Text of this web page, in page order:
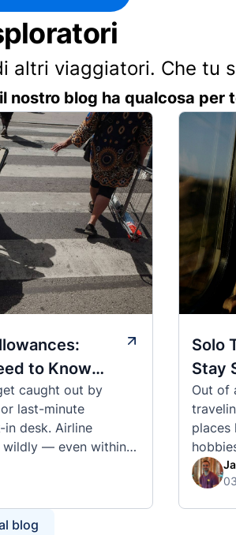
altri viaggiatori. Che tu
il nostro blog ha qualcosa per
to Know
caught out by
last-minute
desk. Airline
wildly — even within
That’s why
set of guides to help
…
Solo
Stay
Road
Out of
places
quite
or
blog